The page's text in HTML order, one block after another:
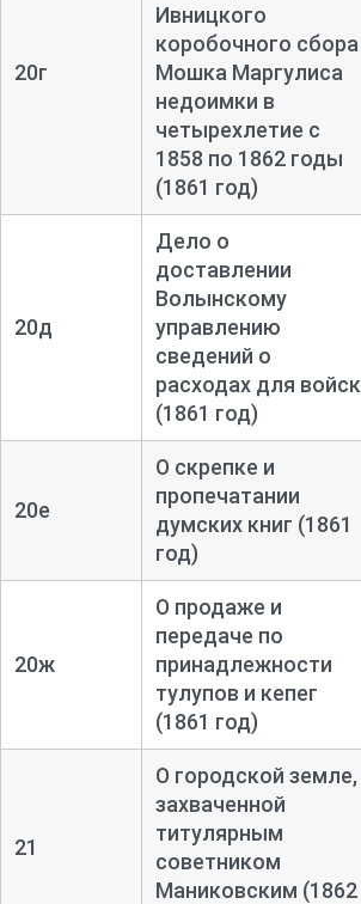
20г
Ивницкого
коробочного сбора
Мошка Маргулиса
недоимки в
четырехлетие с
1858 по 1862 годы
(1861 год)
20д
Дело о
доставлении
Волынскому
управлению
сведений о
расходах для войск
(1861 год)
20е
О скрепке и
пропечатании
думских книг (1861
год)
20ж
О продаже и
передаче по
принадлежности
тулупов и кепег
(1861 год)
21
О городской земле,
захваченной
титулярным
советником
Маниковским (1862